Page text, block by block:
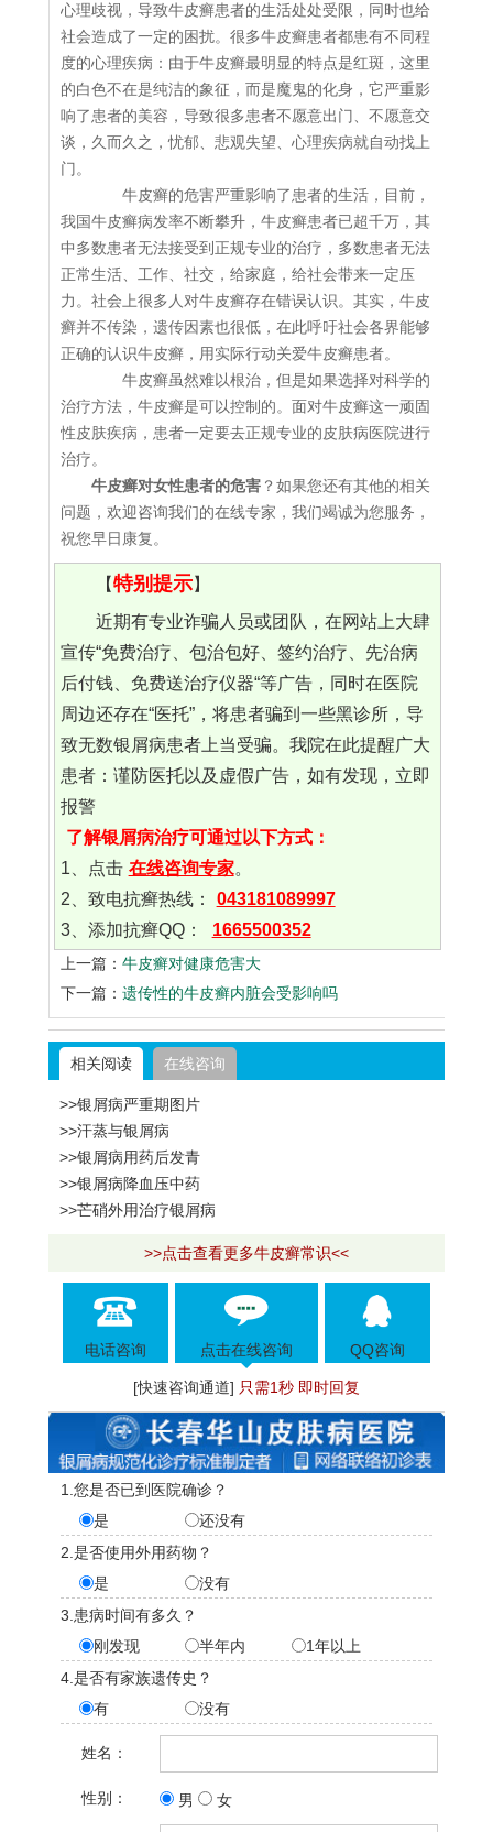
心理歧视，导致牛皮癣患者的生活处处受限，同时也给
社会造成了一定的困扰。很多牛皮癣患者都患有不同程
度的心理疾病：由于牛皮癣最明显的特点是红斑，这里
的白色不在是纯洁的象征，而是魔鬼的化身，它严重影
响了患者的美容，导致很多患者不愿意出门、不愿意交
谈，久而久之，忧郁、悲观失望、心理疾病就自动找上
门。
牛皮癣的危害严重影响了患者的生活，目前，
我国牛皮癣病发率不断攀升，牛皮癣患者已超千万，其
中多数患者无法接受到正规专业的治疗，多数患者无法
正常生活、工作、社交，给家庭，给社会带来一定压
力。社会上很多人对牛皮癣存在错误认识。其实，牛皮
癣并不传染，遗传因素也很低，在此呼吁社会各界能够
正确的认识牛皮癣，用实际行动关爱牛皮癣患者。
牛皮癣虽然难以根治，但是如果选择对科学的
治疗方法，牛皮癣是可以控制的。面对牛皮癣这一顽固
性皮肤疾病，患者一定要去正规专业的皮肤病医院进行
治疗。
牛皮癣对女性患者的危害 ？如果您还有其他的相关
问题，欢迎咨询我们的在线专家，我们竭诚为您服务，
祝您早日康复。
【特别提示】
近期有专业诈骗人员或团队，在网站上大肆
宣传“免费治疗、包治包好、签约治疗、先治病
后付钱、免费送治疗仪器“等广告，同时在医院
周边还存在“医托”，将患者骗到一些黑诊所，导
致无数银屑病患者上当受骗。我院在此提醒广大
患者：谨防医托以及虚假广告，如有发现，立即
报警
了解银屑病治疗可通过以下方式：
1、点击 在线咨询专家。
2、致电抗癣热线：
043181089997
3、添加抗癣QQ：
1665500352
上一篇： 牛皮癣对健康危害大
下一篇： 遗传性的牛皮癣内脏会受影响吗
相关阅读 在线咨询
>>银屑病严重期图片
>>汗蒸与银屑病
>>银屑病用药后发青
>>银屑病降血压中药
>>芒硝外用治疗银屑病
>>点击查看更多牛皮癣常识<<
电话咨询 点击在线咨询 QQ咨询
[快速咨询通道] 只需1秒 即时回复
1.您是否已到医院确诊？
是
还没有
2.是否使用外用药物？
是
没有
3.患病时间有多久？
刚发现
半年内
1年以上
4.是否有家族遗传史？
有
没有
姓名：
性别： 男 女